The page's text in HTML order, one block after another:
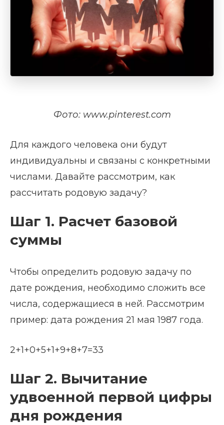
Фото: www.pinterest.com
Для каждого человека они будут
индивидуальны и связаны с конкретными
числами. Давайте рассмотрим, как
рассчитать родовую задачу?
Шаг 1. Расчет базовой
суммы
Чтобы определить родовую задачу по
дате рождения, необходимо сложить все
числа, содержащиеся в ней. Рассмотрим
пример: дата рождения 21 мая 1987 года.
2+1+0+5+1+9+8+7=33
Шаг 2. Вычитание
удвоенной первой цифры
дня рождения